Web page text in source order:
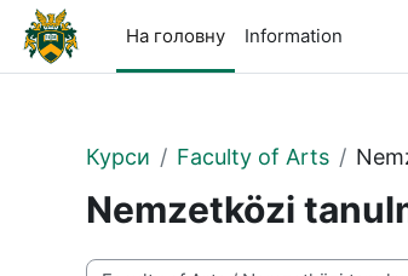
Перейти до головного вмісту
На головну
Information
Курси Faculty of Arts
Nemzetközi